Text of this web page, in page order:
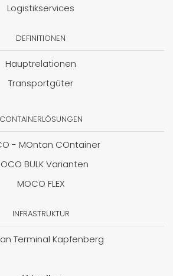
Logistikservices
DEFINITIONEN
Hauptrelationen
Transportgüter
CONTAINERLÖSUNGEN
- MOntan COntainer
BULK Varianten
MOCO FLEX
INFRASTRUKTUR
Terminal Kapfenberg